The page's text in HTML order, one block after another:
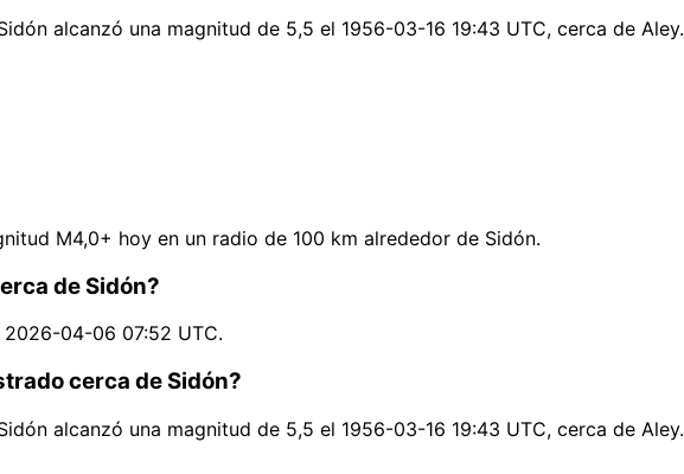
alcanzó una magnitud de 5,5 el 1956-03-16 19:43 UTC, cerca de Aley.
M4,0+ hoy en un radio de 100 km alrededor de Sidón.
de Sidón?
04-06 07:52 UTC.
cerca de Sidón?
alcanzó una magnitud de 5,5 el 1956-03-16 19:43 UTC, cerca de Aley.